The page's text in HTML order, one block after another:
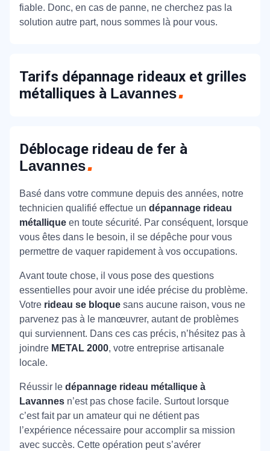
fiable. Donc, en cas de panne, ne cherchez pas la
solution autre part, nous sommes là pour vous.
Tarifs dépannage rideaux et grilles
métalliques à Lavannes
Déblocage rideau de fer à
Lavannes
Basé dans votre commune depuis des années, notre
technicien qualifié effectue un dépannage rideau
métallique en toute sécurité. Par conséquent, lorsque
vous êtes dans le besoin, il se dépêche pour vous
permettre de vaquer rapidement à vos occupations.
Avant toute chose, il vous pose des questions
essentielles pour avoir une idée précise du problème.
Votre rideau se bloque sans aucune raison, vous ne
parvenez pas à le manœuvrer, autant de problèmes
qui surviennent. Dans ces cas précis, n’hésitez pas à
joindre METAL 2000, votre entreprise artisanale
locale.
Réussir le dépannage rideau métallique à
Lavannes n’est pas chose facile. Surtout lorsque
c’est fait par un amateur qui ne détient pas
l’expérience nécessaire pour accomplir sa mission
avec succès. Cette opération peut s’avérer